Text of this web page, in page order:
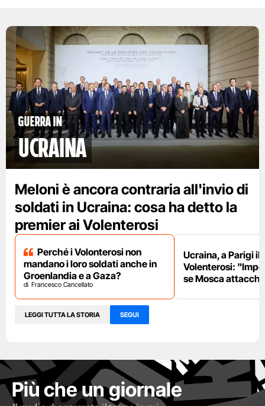
Guerra in
Ucraina
Meloni è ancora contraria all'invio di
soldati in Ucraina: cosa ha detto la
premier ai Volenterosi
Perché i Volonterosi non
mandano i loro soldati anche in
Groenlandia e a Gaza?
Francesco Cancellato
Ucraina, a Parigi il
Volenterosi:
se Mosca
LEGGI TUTTA LA STORIA SEGUI
Più che un giornale